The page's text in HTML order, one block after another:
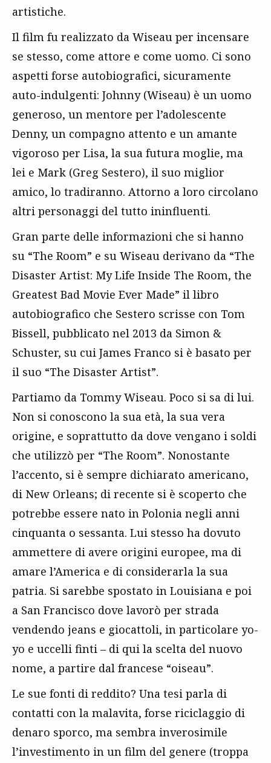
artistiche.
Il film fu realizzato da Wiseau per incensare
se stesso, come attore e come uomo. Ci sono
aspetti forse autobiografici, sicuramente
auto-indulgenti: Johnny (Wiseau) è un uomo
generoso, un mentore per l’adolescente
Denny, un compagno attento e un amante
vigoroso per Lisa, la sua futura moglie, ma
lei e Mark (Greg Sestero), il suo miglior
amico, lo tradiranno. Attorno a loro circolano
altri personaggi del tutto ininfluenti.
Gran parte delle informazioni che si hanno
su “The Room” e su Wiseau derivano da “The
Disaster Artist: My Life Inside The Room, the
Greatest Bad Movie Ever Made” il libro
autobiografico che Sestero scrisse con Tom
Bissell, pubblicato nel 2013 da Simon &
Schuster, su cui James Franco si è basato per
il suo “The Disaster Artist”.
Partiamo da Tommy Wiseau. Poco si sa di lui.
Non si conoscono la sua età, la sua vera
origine, e soprattutto da dove vengano i soldi
che utilizzò per “The Room”. Nonostante
l’accento, si è sempre dichiarato americano,
di New Orleans; di recente si è scoperto che
potrebbe essere nato in Polonia negli anni
cinquanta o sessanta. Lui stesso ha dovuto
ammettere di avere origini europee, ma di
amare l’America e di considerarla la sua
patria. Si sarebbe spostato in Louisiana e poi
a San Francisco dove lavorò per strada
vendendo jeans e giocattoli, in particolare yo-
yo e uccelli finti – di qui la scelta del nuovo
nome, a partire dal francese “oiseau”.
Le sue fonti di reddito? Una tesi parla di
contatti con la malavita, forse riciclaggio di
denaro sporco, ma sembra inverosimile
l’investimento in un film del genere (troppa